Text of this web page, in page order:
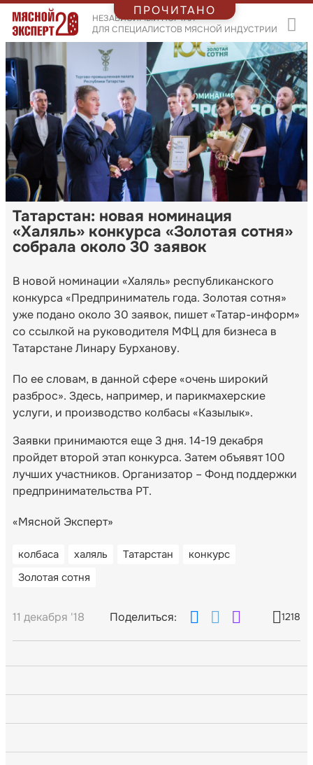
НЕЗАВИСИМЫЙ ПОРТАЛ
ДЛЯ СПЕЦИАЛИСТОВ МЯСНОЙ ИНДУСТРИИ
Татарстан: новая номинация
«Халяль» конкурса «Золотая сотня»
собрала около 30 заявок
В новой номинации «Халяль» республиканского
конкурса «Предприниматель года. Золотая сотня»
уже подано около 30 заявок, пишет «Татар-информ»
со ссылкой на руководителя МФЦ для бизнеса в
Татарстане Линару Бурханову.
По ее словам, в данной сфере «очень широкий
разброс». Здесь, например, и парикмахерские
услуги, и производство колбасы «Казылык».
Заявки принимаются еще 3 дня. 14-19 декабря
пройдет второй этап конкурса. Затем объявят 100
лучших участников. Организатор – Фонд поддержки
предпринимательства РТ.
«Мясной Эксперт»
колбаса халяль Татарстан
конкурс
Золотая сотня
11 декабря '18 Поделиться: 1218
ПРОЧИТАНО